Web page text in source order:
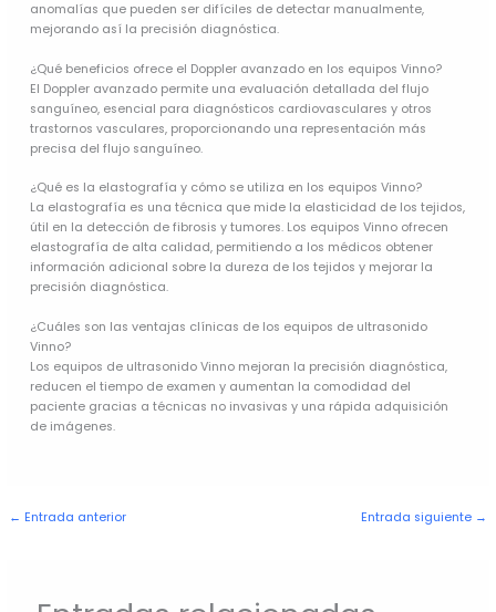
anomalías que pueden ser difíciles de detectar manualmente,
mejorando así la precisión diagnóstica.
¿Qué beneficios ofrece el Doppler avanzado en los equipos Vinno?
El Doppler avanzado permite una evaluación detallada del flujo
sanguíneo, esencial para diagnósticos cardiovasculares y otros
trastornos vasculares, proporcionando una representación más
precisa del flujo sanguíneo.
¿Qué es la elastografía y cómo se utiliza en los equipos Vinno?
La elastografía es una técnica que mide la elasticidad de los tejidos,
útil en la detección de fibrosis y tumores. Los equipos Vinno ofrecen
elastografía de alta calidad, permitiendo a los médicos obtener
información adicional sobre la dureza de los tejidos y mejorar la
precisión diagnóstica.
¿Cuáles son las ventajas clínicas de los equipos de ultrasonido
Vinno?
Los equipos de ultrasonido Vinno mejoran la precisión diagnóstica,
reducen el tiempo de examen y aumentan la comodidad del
paciente gracias a técnicas no invasivas y una rápida adquisición
de imágenes.
← Entrada anterior Entrada siguiente →